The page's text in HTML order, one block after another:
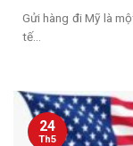
Gửi hàng đi Mỹ là
tế...
24
Th5